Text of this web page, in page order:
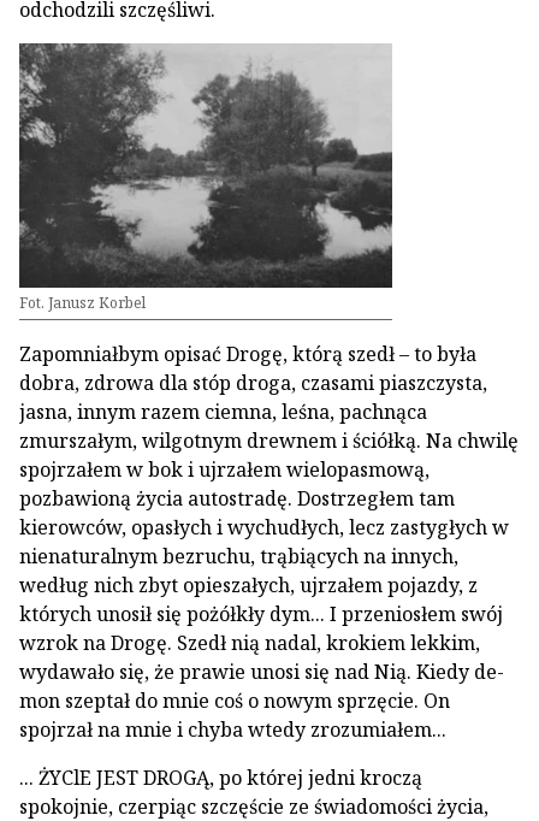
odchodzi­li szczęśliwi.
Fot. Janusz Korbel
Zapomniałbym opisać Drogę, którą szedł – to była
dobra, zdrowa dla stóp droga, cza­sami piaszczysta,
jasna, innym razem ciem­na, leśna, pachnąca
zmurszałym, wilgotnym drewnem i ściółką. Na chwilę
spojrzałem w bok i ujrzałem wielopasmową,
pozbawio­ną życia autostradę. Dostrzegłem tam
kierow­ców, opasłych i wychudłych, lecz zastygłych w
nienaturalnym bezruchu, trąbiących na in­nych,
według nich zbyt opieszałych, ujrza­łem pojazdy, z
których unosił się pożółkły dym... I przeniosłem swój
wzrok na Drogę. Szedł nią nadal, krokiem lekkim,
wydawało się, że prawie unosi się nad Nią. Kiedy de­
mon szeptał do mnie coś o nowym sprzęcie. On
spojrzał na mnie i chyba wtedy zrozu­miałem...
... ŻYClE JEST DROGĄ, po której jedni kroczą
spokojnie, czerpiąc szczęście ze świa­domości życia,